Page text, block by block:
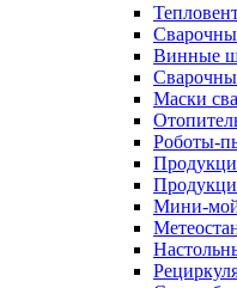
Винные
Маски
Роботы-
Мини-